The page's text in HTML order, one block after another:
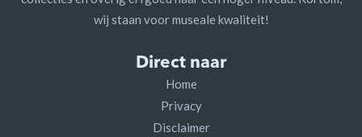
wij staan voor museale kwaliteit!
Direct naar
Home
Privacy
Disclaimer